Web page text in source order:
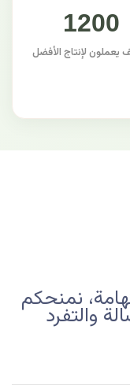
1200
يعملون لإنتاج الأفضل
نمنحكم
والتفرد